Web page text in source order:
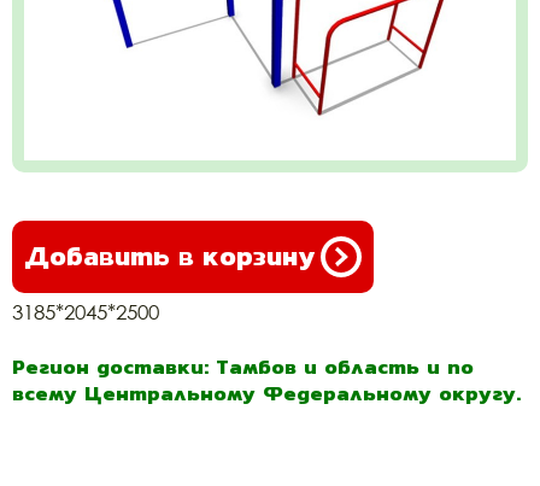
Добавить в корзину
3185*2045*2500
Регион доставки: Тамбов и область и по
всему Центральному Федеральному округу.